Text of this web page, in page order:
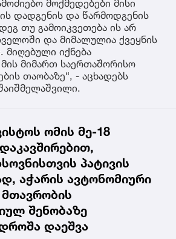
მოქმედებები მისი
დადგენის და წარმოდგენის
თუ გამოიკვეთება ის არ
და მიმალულია ქვეყნის
იქნება
მიმართ საერთაშორისო
თაობაზე“, - აცხადებს
ომის მე-18
პატივის
აჭარის ავტონომიური
შენობაზე
დაეშვა